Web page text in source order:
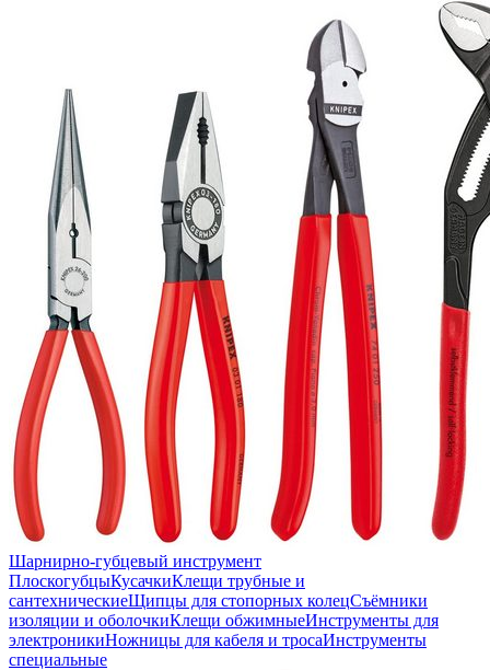
Шарнирно-губцевый инструмент
ПлоскогубцыКусачкиКлещи трубные и
сантехническиеЩипцы для стопорных колецСъёмники
изоляции и оболочкиКлещи обжимныеИнструменты для
электроникиНожницы для кабеля и тросаИнструменты
специальные